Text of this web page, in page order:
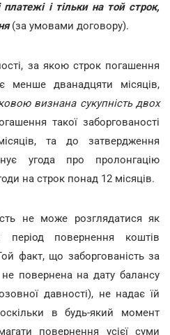
і тільки на той строк,
(за умовами договору).
за якою строк погашення
менше дванадцяти місяців,
визнана сукупність двох
такої заборгованості
та до затвердження
угода про пролонгацію
на строк понад 12 місяців.
не може розглядатися як
період повернення коштів
факт, що заборгованість за
повернена на дату балансу
давності), не надає їй
оскільки в будь-який момент
повернення усієї суми